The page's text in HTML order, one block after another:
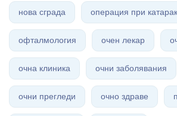
нова сграда операция при
офталмология очен лекар
очна клиника очни заболявания
очни прегледи очно здраве